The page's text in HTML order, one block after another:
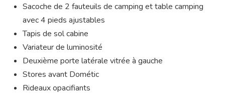
Sacoche de 2 fauteuils de camping et table camping
avec 4 pieds ajustables
Tapis de sol cabine
Variateur de luminosité
Deuxième porte latérale vitrée à gauche
Stores avant Dométic
Rideaux opacifiants